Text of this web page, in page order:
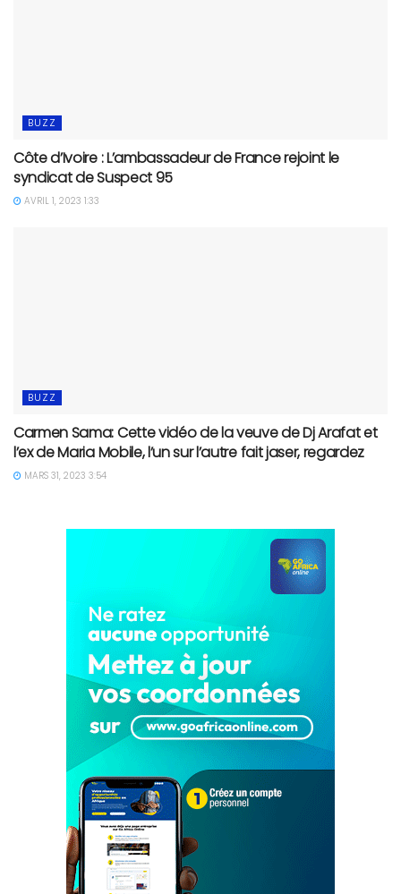
BUZZ
Côte d’Ivoire : L’ambassadeur de France rejoint le
syndicat de Suspect 95
AVRIL 1, 2023 1:33
BUZZ
Carmen Sama: Cette vidéo de la veuve de Dj Arafat et
l’ex de Maria Mobile, l’un sur l’autre fait jaser, regardez
MARS 31, 2023 3:54